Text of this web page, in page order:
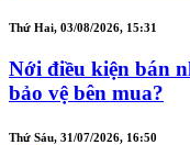
Thứ Hai, 03/08/2026, 15:31
Nới điều kiện bán
bảo vệ bên mua?
Thứ Sáu, 31/07/2026, 16:50